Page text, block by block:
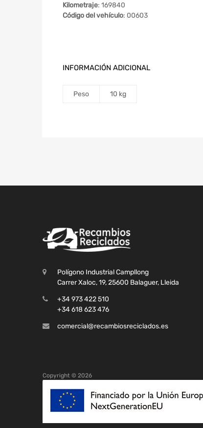
Kilometraje: 169840
Código del vehículo: 00603
INFORMACIÓN ADICIONAL
Peso 10 kg
Polígono Industrial Campllong
Carrer Xaloc, 19, 25600 Balaguer, Lleida
+34 973 422 510
+34 618 623 476
comercial@recambiosreciclados.es
Copyright © 2026